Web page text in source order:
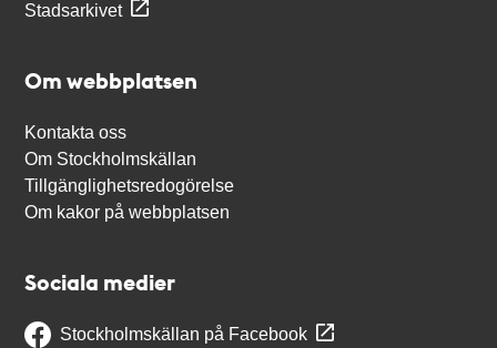
Stadsarkivet
Om webbplatsen
Kontakta oss
Om Stockholmskällan
Tillgänglighetsredogörelse
Om kakor på webbplatsen
Sociala medier
Stockholmskällan på Facebook